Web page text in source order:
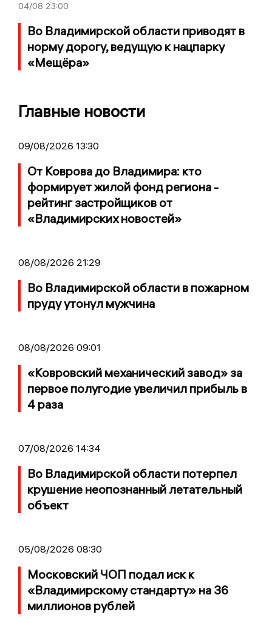
04/08 23:00
Во Владимирской области приводят в
норму дорогу, ведущую к нацпарку
«Мещёра»
Главные новости
09/08/2026 13:30
От Коврова до Владимира: кто
формирует жилой фонд региона -
рейтинг застройщиков от
«Владимирских новостей»
08/08/2026 21:29
Во Владимирской области в пожарном
пруду утонул мужчина
08/08/2026 09:01
«Ковровский механический завод» за
первое полугодие увеличил прибыль в
4 раза
07/08/2026 14:34
Во Владимирской области потерпел
крушение неопознанный летательный
объект
05/08/2026 08:30
Московский ЧОП подал иск к
«Владимирскому стандарту» на 36
миллионов рублей